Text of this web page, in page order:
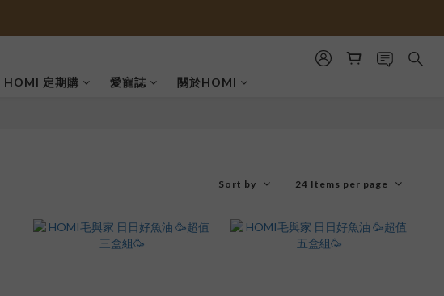
HOMI 定期購 愛寵誌 關於HOMI
Sort by 24 Items per page